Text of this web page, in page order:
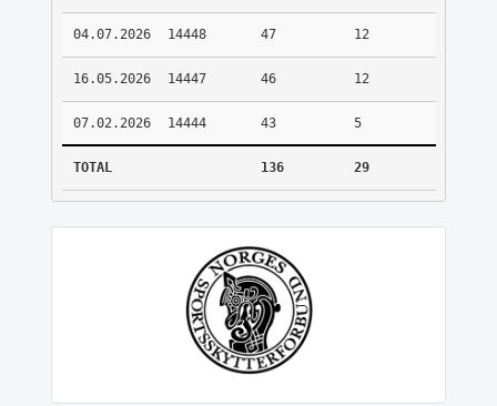
04.07.2026 14448 47 12
16.05.2026 14447 46 12
07.02.2026 14444 43 5
TOTAL 136 29